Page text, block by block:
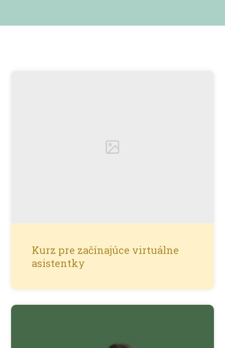
Kurz pre začínajúce virtuálne
asistentky